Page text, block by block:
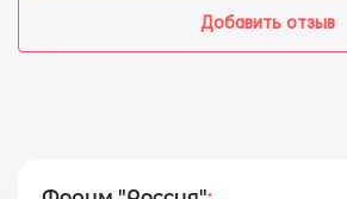
Добавить отзыв